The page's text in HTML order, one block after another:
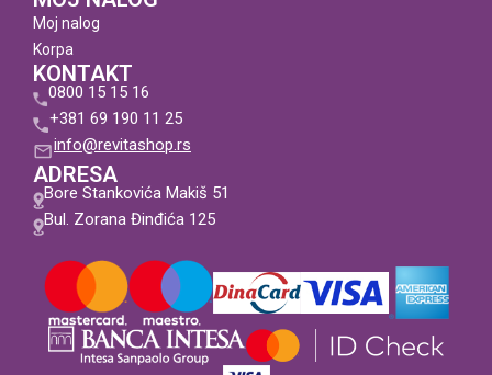
Moj nalog
Korpa
KONTAKT
0800 15 15 16
+381 69 190 11 25
info@revitashop.rs
ADRESA
Bore Stankovića Makiš 51
Bul. Zorana Đinđića 125